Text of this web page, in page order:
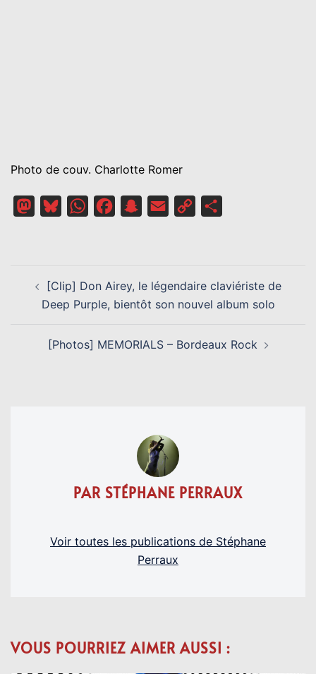
Photo de couv. Charlotte Romer
MastodonBlueskyWhatsAppFacebookSnapchat
Email
Copy
D’ARTICLE
[Clip] Don Airey, le légendaire claviériste de
Deep Purple, bientôt son nouvel album solo
[Photos] MEMORIALS – Bordeaux Rock
PAR STÉPHANE PERRAUX
Voir toutes les publications de Stéphane
Perraux
VOUS POURRIEZ AIMER AUSSI :